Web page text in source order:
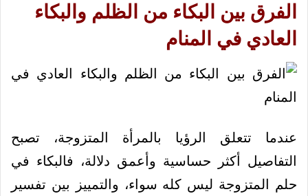
الفرق بين البكاء من الظلم والبكاء
العادي في المنام
عندما تتعلق الرؤيا بالمرأة المتزوجة، تصبح
التفاصيل أكثر حساسية وأعمق دلالة، فالبكاء في
حلم المتزوجة ليس كله سواء، والتمييز بين تفسير